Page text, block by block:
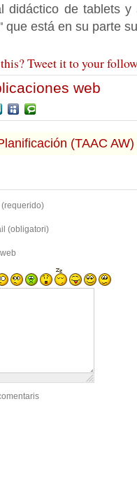
didáctico de tablets y
que está en su parte
Tweet it to your
web
(TAAC AW)
(requerido)
(obligatori)